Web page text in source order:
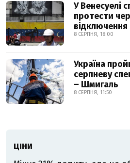
У Венесуелі
протести
відключення
8 СЕРПНЯ, 18:00
Україна
серпневу
– Шмигаль
8 СЕРПНЯ, 11:50
ЦІНИ